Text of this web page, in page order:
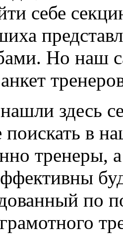
себе
Но наш
здесь
в
тренеры,
по